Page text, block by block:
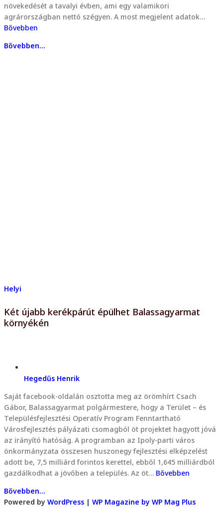
növekedését a tavalyi évben, ami egy valamikori
agrárországban nettó szégyen. A most megjelent adatok…
Bővebben
Bővebben...
Helyi
Két újabb kerékpárút épülhet Balassagyarmat
környékén
Hegedűs Henrik
Saját facebook-oldalán osztotta meg az örömhírt Csach
Gábor, Balassagyarmat polgármestere, hogy a Terület – és
Településfejlesztési Operatív Program Fenntartható
Városfejlesztés pályázati csomagból öt projektet hagyott jóvá
az irányító hatóság. A programban az Ipoly-parti város
önkormányzata összesen huszonegy fejlesztési elképzelést
adott be, 7,5 milliárd forintos kerettel, ebből 1,645 milliárdból
gazdálkodhat a jövőben a település. Az öt… Bővebben
Bővebben...
Powered by WordPress | WP Magazine by WP Mag Plus